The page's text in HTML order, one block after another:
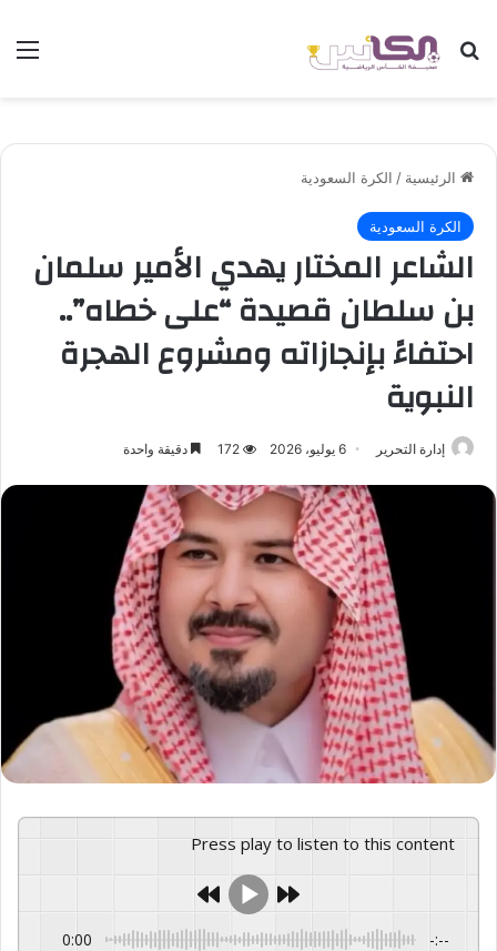
بحث عن
الرئيسية / الكرة السعودية
الكرة السعودية
الشاعر المختار يهدي الأمير سلمان
بن سلطان قصيدة “على خطاه”..
احتفاءً بإنجازاته ومشروع الهجرة
النبوية
إدارة التحرير 6 يوليو، 2026 172 دقيقة واحدة
Press play to listen to this content
0:00 -:--